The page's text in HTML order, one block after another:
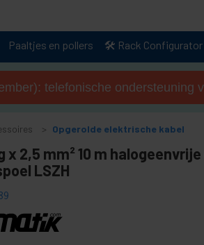
Paaltjes en pollers 🛠️ Rack Configurator
telefonische ondersteuning
Opgerolde elektrische kabel
x 2,5 mm² 10 m
LSZH